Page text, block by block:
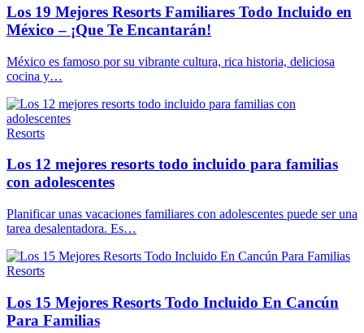
Los 19 Mejores Resorts Familiares Todo Incluido en
México – ¡Que Te Encantarán!
México es famoso por su vibrante cultura, rica historia, deliciosa
cocina y…
Resorts
Los 12 mejores resorts todo incluido para familias
con adolescentes
Planificar unas vacaciones familiares con adolescentes puede ser una
tarea desalentadora. Es…
Resorts
Los 15 Mejores Resorts Todo Incluido En Cancún
Para Familias